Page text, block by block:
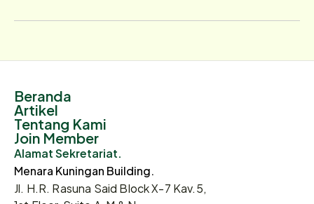
Beranda
Artikel
Tentang Kami
Join Member
Alamat Sekretariat.
Menara Kuningan Building.
Jl. H.R. Rasuna Said Block X-7 Kav.5,